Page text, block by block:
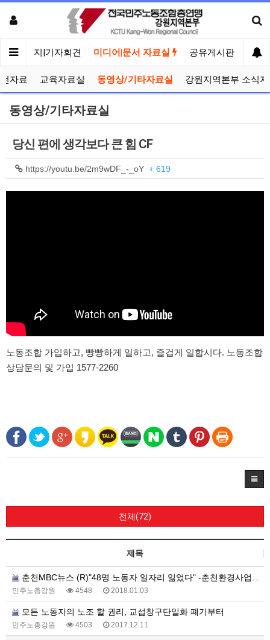
인 공지|기자회견 미디어|문서 자료실 공유게시판 선
자료 교육자료실 동영상/기타자료실 강원지역본부 소식지
동영상/기타자료실
당신 편에 생각보다 큰 힘 CF
https://youtu.be/2m9wDF_-_oY + 619
노동조합 가입하고, 빵빵하게 일하고, 즐겁게 일합시다. 노동조합
상담문의 및 가입 1577-2260
전체(72)
제목
춘천MBC뉴스 (R)"48명 노동자 일자리 잃었다" -춘천환경사업소 천막농성85일차 해고19일째
민주노총강원 4548 2018.01.03
모든 노동자의 노조 할 권리, 교섭창구단일화 폐기부터
민주노총강원 4503 2017.12.11